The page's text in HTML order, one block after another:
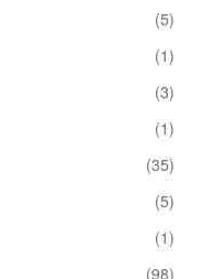
(5)
(1)
(3)
(1)
(35)
(5)
(1)
(98)